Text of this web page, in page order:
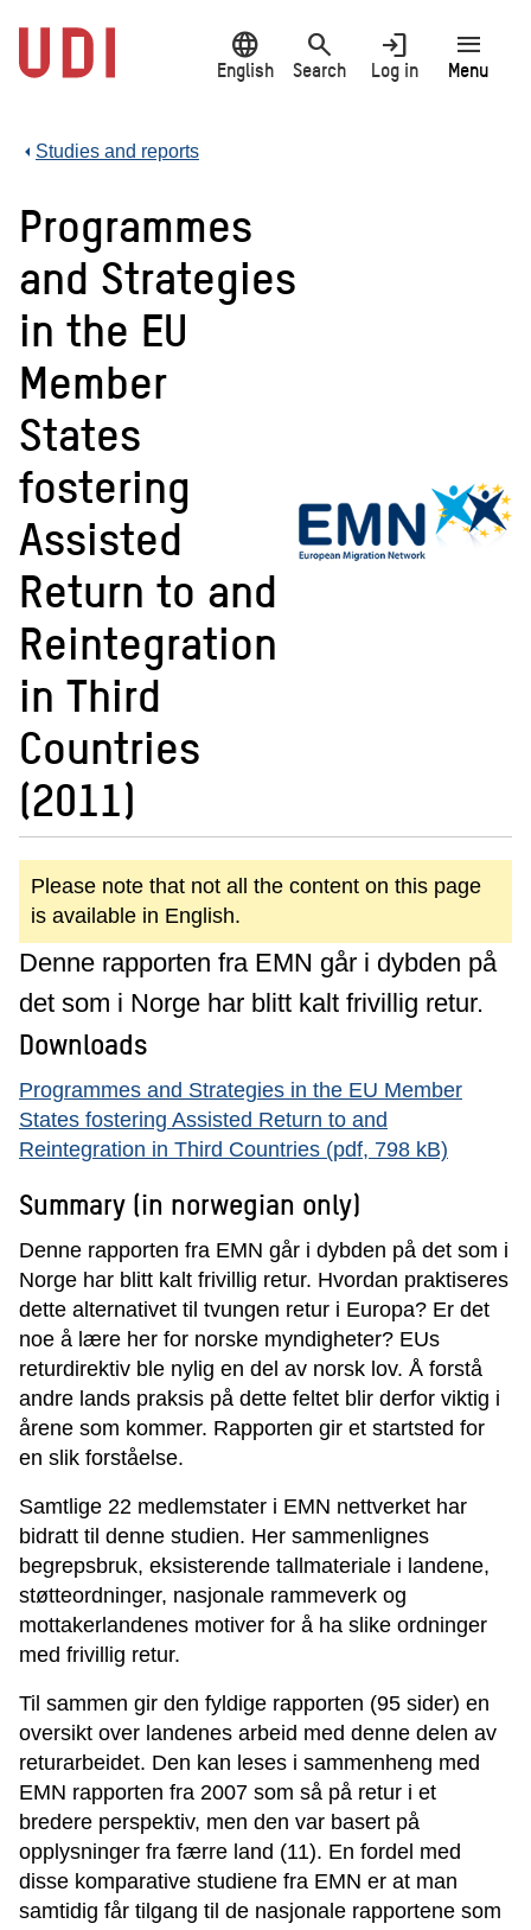
main
content
language
English
search
Search
login
Log in
menu
Menu
Studies and reports
Programmes
and Strategies
in the EU
Member
States
fostering
Assisted
Return to and
Reintegration
in Third
Countries
(2011)
Please note that not all the content on this page
is available in English.
Denne rapporten fra EMN går i dybden på
det som i Norge har blitt kalt frivillig retur.
Downloads
Programmes and Strategies in the EU Member
States fostering Assisted Return to and
Reintegration in Third Countries (pdf, 798 kB)
Summary (in norwegian only)
Denne rapporten fra EMN går i dybden på det som i
Norge har blitt kalt frivillig retur. Hvordan praktiseres
dette alternativet til tvungen retur i Europa? Er det
noe å lære her for norske myndigheter? EUs
returdirektiv ble nylig en del av norsk lov. Å forstå
andre lands praksis på dette feltet blir derfor viktig i
årene som kommer. Rapporten gir et startsted for
en slik forståelse.
Samtlige 22 medlemstater i EMN nettverket har
bidratt til denne studien. Her sammenlignes
begrepsbruk, eksisterende tallmateriale i landene,
støtteordninger, nasjonale rammeverk og
mottakerlandenes motiver for å ha slike ordninger
med frivillig retur.
Til sammen gir den fyldige rapporten (95 sider) en
oversikt over landenes arbeid med denne delen av
returarbeidet. Den kan leses i sammenheng med
EMN rapporten fra 2007 som så på retur i et
bredere perspektiv, men den var basert på
opplysninger fra færre land (11). En fordel med
disse komparative studiene fra EMN er at man
samtidig får tilgang til de nasjonale rapportene som